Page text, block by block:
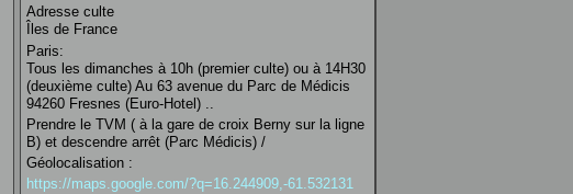
Adresse culte
Îles de France
Paris:
Tous les dimanches à 10h (premier culte) ou à 14H30
(deuxième culte) Au 63 avenue du Parc de Médicis
94260 Fresnes (Euro-Hotel) ..
Prendre le TVM ( à la gare de croix Berny sur la ligne
B) et descendre arrêt (Parc Médicis) /
Géolocalisation :
https://maps.google.com/?q=16.244909,-61.532131